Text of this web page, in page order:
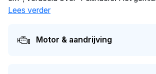
bedraagt 3.4 liter per 100 km. Dit model
APK-gekeurd worden. Dit voertuig heeft
gehad in het verleden. De huidige
Lees verder
Motor & aandrijving